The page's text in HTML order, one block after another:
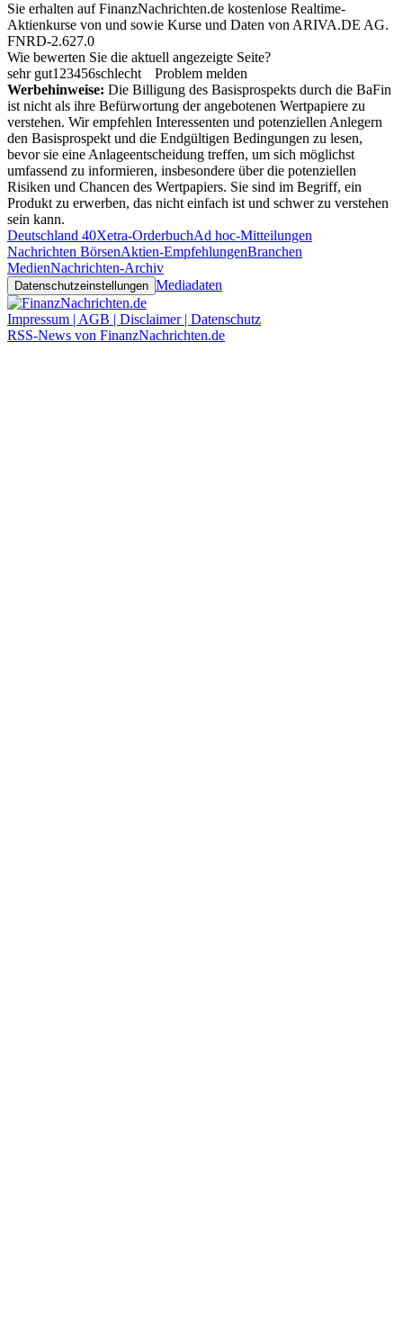
Sie erhalten auf FinanzNachrichten.de kostenlose Realtime-
Aktienkurse von und sowie Kurse und Daten von ARIVA.DE AG.
FNRD-2.627.0
Wie bewerten Sie die aktuell angezeigte Seite?
sehr gut1 23456schlecht
Problem melden
Werbehinweise: Die Billigung des Basisprospekts durch die BaFin
ist nicht als ihre Befürwortung der angebotenen Wertpapiere zu
verstehen. Wir empfehlen Interessenten und potenziellen Anlegern
den Basisprospekt und die Endgültigen Bedingungen zu lesen,
bevor sie eine Anlageentscheidung treffen, um sich möglichst
umfassend zu informieren, insbesondere über die potenziellen
Risiken und Chancen des Wertpapiers. Sie sind im Begriff, ein
Produkt zu erwerben, das nicht einfach ist und schwer zu verstehen
sein kann.
Deutschland 40Xetra-OrderbuchAd hoc-Mitteilungen
Nachrichten BörsenAktien-EmpfehlungenBranchen
MedienNachrichten-Archiv
Datenschutzeinstellungen Mediadaten
Impressum | AGB | Disclaimer | Datenschutz
RSS-News von FinanzNachrichten.de